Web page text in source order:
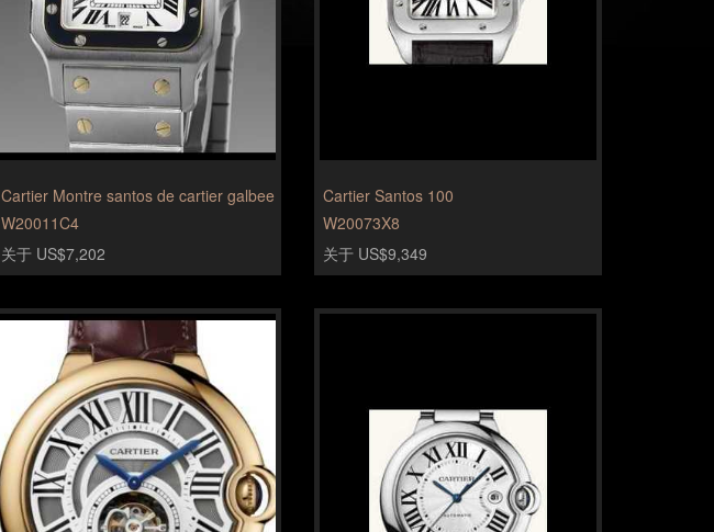
Cartier Montre santos de cartier galbee
W20011C4
关于 US$7,202
Cartier Santos 100
W20073X8
关于 US$9,349